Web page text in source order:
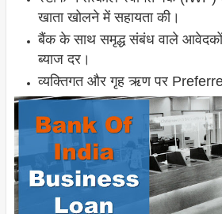
खाता खोलने में सहायता की।
बैंक के साथ समृद्ध संबंध वाले
ब्याज दर।
व्यक्तिगत और गृह ऋण पर